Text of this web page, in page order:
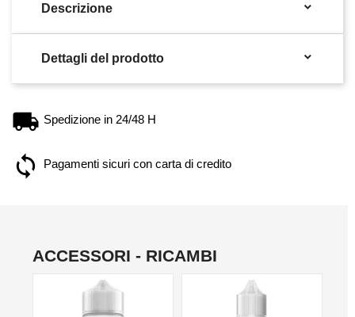
Descrizione 
Dettagli del prodotto 
Spedizione in 24/48 H
Pagamenti sicuri con carta di credito
ACCESSORI - RICAMBI